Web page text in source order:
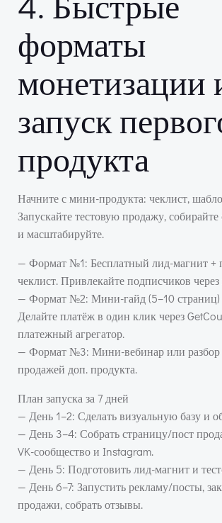
форматы
монетизации
запуск
продукта
Начните с мини-продукта: чеклист,
Запускайте тестовую продажу,
и масштабируйте.
— Формат №1: Бесплатный лид-магнит +
чеклист. Привлекайте подписчиков
— Формат №2: Мини-гайд (5–10 страниц)
Делайте платёж в один клик через
платежный агрегатор.
— Формат №3: Мини-вебинар или разбор
продажей доп. продукта.
План запуска за 7 дней
— День 1–2: Сделать визуальную базу и
— День 3–4: Собрать страницу/пост
VK-сообщество и Instagram.
— День 5: Подготовить лид-магнит и
— День 6–7: Запустить рекламу/посты,
продажи, собрать отзывы.